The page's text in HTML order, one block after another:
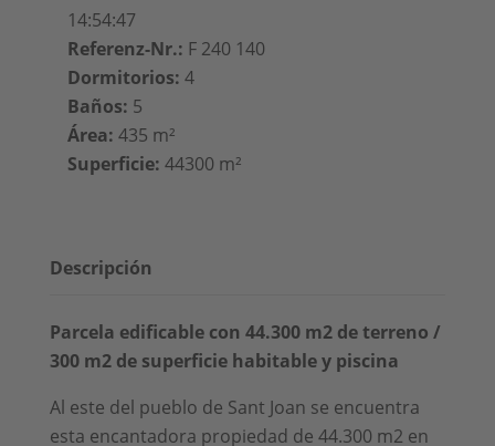
14:54:47
Referenz-Nr.: F 240 140
Dormitorios: 4
Baños: 5
Área: 435 m²
Superficie: 44300 m²
Descripción
Parcela edificable con 44.300 m2 de terreno /
300 m2 de superficie habitable y piscina
Al este del pueblo de Sant Joan se encuentra
esta encantadora propiedad de 44.300 m2 en